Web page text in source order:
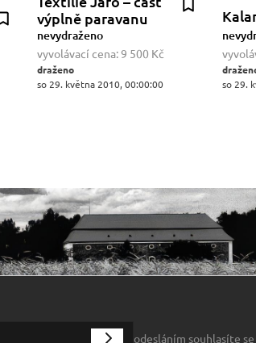
výplně paravanu
nevydraženo
vyvolávací cena:9 500 Kč
draženo
so 29. května 2010, 00:00:00
so 29.
odesláním souhlasíte se